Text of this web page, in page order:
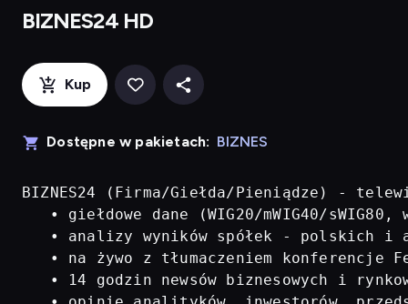
BIZNES24 HD
Kup
Dostępne w pakietach: BIZNES
BIZNES24 (Firma/Giełda/Pieniądze) -
• giełdowe dane (WIG20/mWIG40/
• analizy wyników spółek - polskich i
• na żywo z tłumaczeniem konferencje
• 14 godzin newsów biznesowych i